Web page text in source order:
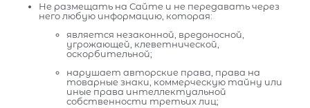
Не размещать на Сайте и не передавать через
него любую информацию, которая:
является незаконной, вредоносной,
угрожающей, клеветнической,
оскорбительной;
нарушает авторские права, права на
товарные знаки, коммерческую тайну или
иные права интеллектуальной
собственности третьих лиц;